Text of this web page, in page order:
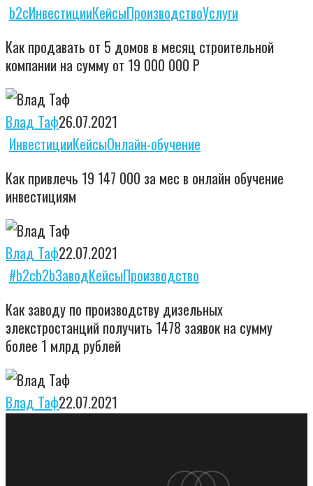
b2cИнвестицииКейсыПроизводствоУслугиКак
от
строительной
компании
000
Как продавать от 5 домов в месяц строительной
компании на сумму от 19 000 000 Р
Влад Таф26.07.2021
ИнвестицииКейсыОнлайн-обучение
19
онлайн
Как привлечь 19 147 000 за мес в онлайн обучение
инвестициям
Влад Таф22.07.2021
#b2cb2bЗаводКейсыПроизводство
по
производству
получить
на
Как заводу по производству дизельных
элекстростанций получить 1478 заявок на сумму
более 1 млрд рублей
Влад Таф22.07.2021
linkedinyoutubeinstagram